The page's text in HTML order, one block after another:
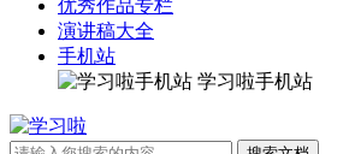
优秀作品专栏
演讲稿大全
手机站
学习啦手机站